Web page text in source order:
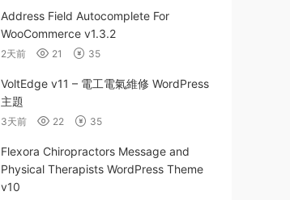
Address Field Autocomplete For
WooCommerce v1.3.2
2天前 21 35
VoltEdge v11 – 電工電氣維修 WordPress
主題
3天前 22 35
Flexora Chiropractors Message and
Physical Therapists WordPress Theme
v10